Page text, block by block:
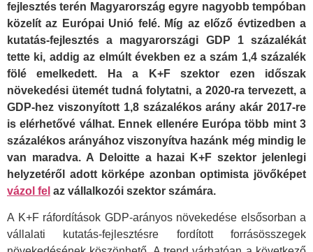
fejlesztés terén Magyarország egyre nagyobb tempóban
közelít az Európai Unió felé. Míg az előző évtizedben a
kutatás-fejlesztés a magyarországi GDP 1 százalékát
tette ki, addig az elmúlt években ez a szám 1,4 százalék
fölé emelkedett. Ha a K+F szektor ezen időszak
növekedési ütemét tudná folytatni, a 2020-ra tervezett, a
GDP-hez viszonyított 1,8 százalékos arány akár 2017-re
is elérhetővé válhat. Ennek ellenére Európa több mint 3
százalékos arányához viszonyítva hazánk még mindig le
van maradva. A Deloitte a hazai K+F szektor jelenlegi
helyzetéről adott körképe azonban optimista jövőképet
vázol fel az vállalkozói szektor számára.
A K+F ráfordítások GDP-arányos növekedése elsősorban a
vállalati kutatás-fejlesztésre fordított forrásösszegek